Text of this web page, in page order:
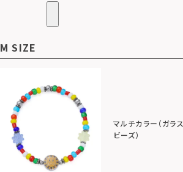
M SIZE
マルチカラー（ガラス
ビーズ）